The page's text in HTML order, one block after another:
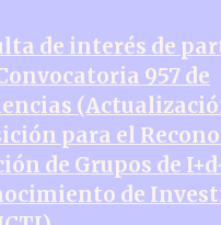
de interés de
957 de
para el
de Grupos de
de